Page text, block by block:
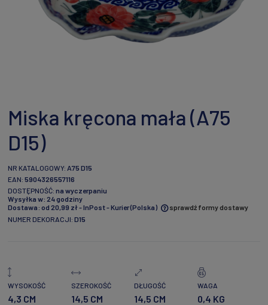
Miska kręcona mała (A75
D15)
NR KATALOGOWY: A75 D15
EAN: 5904326557116
DOSTĘPNOŚĆ: na wyczerpaniu
Wysyłka w: 24 godziny
Dostawa: od 20,99 zł- InPost - Kurier(Polska)
Cena nie zawiera ewentualnych kosztów płatności
sprawdź formy dostawy
NUMER DEKORACJI: D15
WYSOKOŚĆ
4,3 CM
SZEROKOŚĆ
14,5 CM
DŁUGOŚĆ
14,5 CM
WAGA
0,4 KG